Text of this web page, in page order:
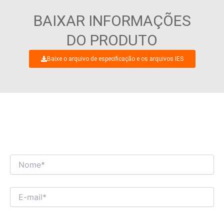
BAIXAR INFORMAÇÕES
DO PRODUTO
Baixe o arquivo de especificação e os arquivos IES